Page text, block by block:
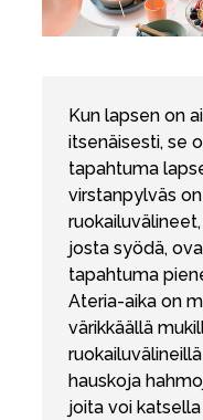
Kun lapsen on
itsenäisesti, se
tapahtuma
virstanpylväs
josta syödä,
tapahtuma
Ateria-aika on
värikkäällä
hauskoja
joita voi
Aurinko ja
Ota meihin